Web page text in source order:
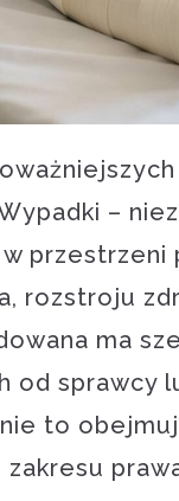
–
przestrzeni
rozstroju
ma
od sprawcy
to